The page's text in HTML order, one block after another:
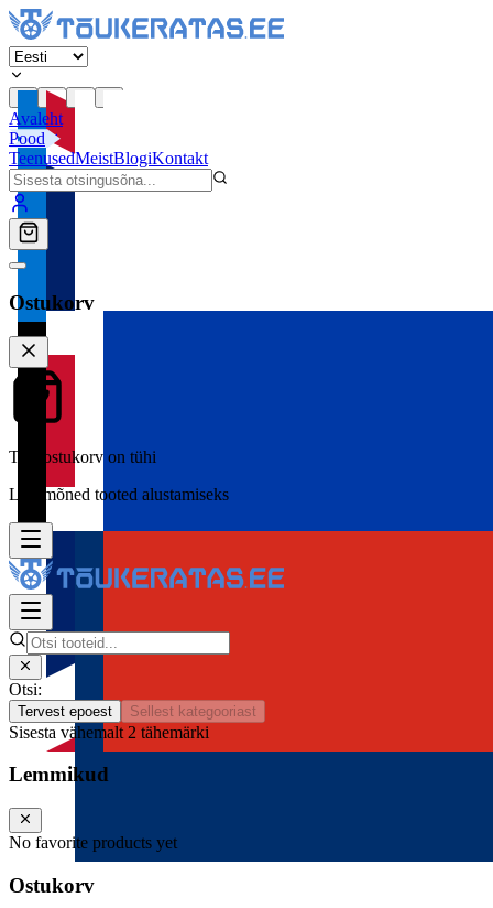
Avaleht
Pood
TeenusedMeistBlogiKontakt
Ostukorv
Teie ostukorv on tühi
Lisa mõned tooted alustamiseks
Otsi:
Tervest epoest Sellest kategooriast
Sisesta vähemalt 2 tähemärki
Lemmikud
No favorite products yet
Ostukorv